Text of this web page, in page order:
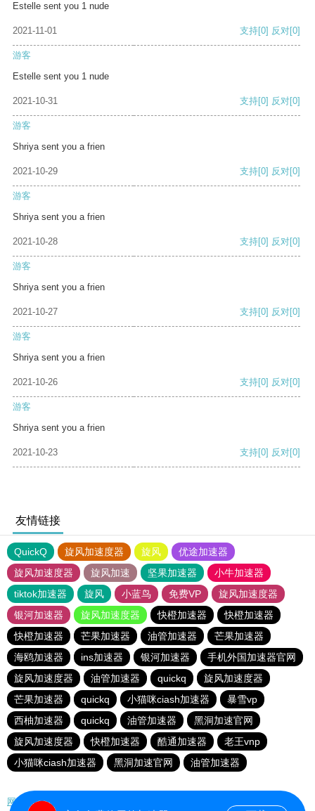
Estelle sent you 1 nude
2021-11-01 支持[0] 反对[0]
游客
Estelle sent you 1 nude
2021-10-31 支持[0] 反对[0]
游客
Shriya sent you a frien
2021-10-29 支持[0] 反对[0]
游客
Shriya sent you a frien
2021-10-28 支持[0] 反对[0]
游客
Shriya sent you a frien
2021-10-27 支持[0] 反对[0]
游客
Shriya sent you a frien
2021-10-26 支持[0] 反对[0]
游客
Shriya sent you a frien
2021-10-23 支持[0] 反对[0]
友情链接
QuickQ 旋风加速度器 旋风
优途加速器
旋风加速度器
旋风加速 坚果加速器
小牛加速器
tiktok加速器
旋风 小蓝鸟 免费VP
旋风加速度器
银河加速器
旋风加速度器 快橙加速器
快橙加速器
快橙加速器
芒果加速器 油管加速器
芒果加速器
海鸥加速器
ins加速器 银河加速器
手机外国加速器官网
旋风加速度器
油管加速器 quickq
旋风加速度器
芒果加速器
quickq 小猫咪ciash加速器
暴雪vp
西柚加速器
quickq 油管加速器
黑洞加速官网
旋风加速度器
快橙加速器 酷通加速器
老王vnp
小猫咪ciash加速器
黑洞加速官网 油管加速器
网站地图